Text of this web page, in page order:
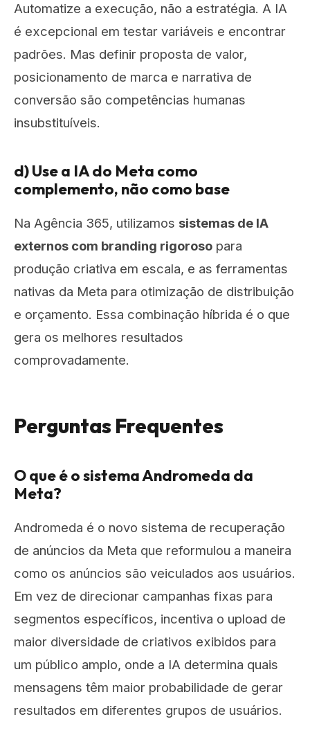
Automatize a execução, não a estratégia. A IA
é excepcional em testar variáveis e encontrar
padrões. Mas definir proposta de valor,
posicionamento de marca e narrativa de
conversão são competências humanas
insubstituíveis.
d) Use a IA do Meta como
complemento, não como base
Na Agência 365, utilizamos sistemas de IA
externos com branding rigoroso para
produção criativa em escala, e as ferramentas
nativas da Meta para otimização de distribuição
e orçamento. Essa combinação híbrida é o que
gera os melhores resultados
comprovadamente.
Perguntas Frequentes
O que é o sistema Andromeda da
Meta?
Andromeda é o novo sistema de recuperação
de anúncios da Meta que reformulou a maneira
como os anúncios são veiculados aos usuários.
Em vez de direcionar campanhas fixas para
segmentos específicos, incentiva o upload de
maior diversidade de criativos exibidos para
um público amplo, onde a IA determina quais
mensagens têm maior probabilidade de gerar
resultados em diferentes grupos de usuários.